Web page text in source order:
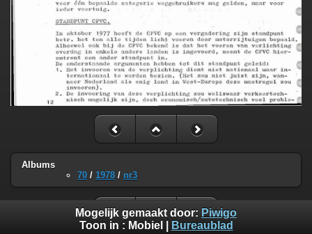
Albums
70 / 1978 / nr3
Mogelijk gemaakt door: Piwigo
Toon in : Mobiel Bureaublad